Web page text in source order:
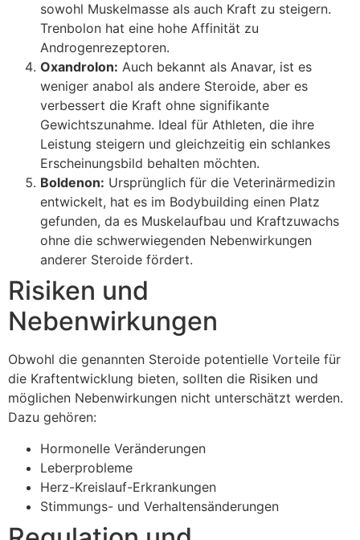
sowohl Muskelmasse als auch Kraft zu steigern.
Trenbolon hat eine hohe Affinität zu
Androgenrezeptoren.
Oxandrolon: Auch bekannt als Anavar, ist es
weniger anabol als andere Steroide, aber es
verbessert die Kraft ohne signifikante
Gewichtszunahme. Ideal für Athleten, die ihre
Leistung steigern und gleichzeitig ein schlankes
Erscheinungsbild behalten möchten.
Boldenon: Ursprünglich für die Veterinärmedizin
entwickelt, hat es im Bodybuilding einen Platz
gefunden, da es Muskelaufbau und Kraftzuwachs
ohne die schwerwiegenden Nebenwirkungen
anderer Steroide fördert.
Risiken und
Nebenwirkungen
Obwohl die genannten Steroide potentielle Vorteile für
die Kraftentwicklung bieten, sollten die Risiken und
möglichen Nebenwirkungen nicht unterschätzt werden.
Dazu gehören:
Hormonelle Veränderungen
Leberprobleme
Herz-Kreislauf-Erkrankungen
Stimmungs- und Verhaltensänderungen